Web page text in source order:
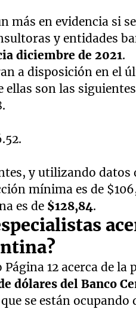
más en evidencia si
y entidades
diciembre de 2021.
a disposición en el
ellas son las
y utilizando
mínima es de
es de $128,84.
12 acerca de
dólares del Banco
se están ocupando